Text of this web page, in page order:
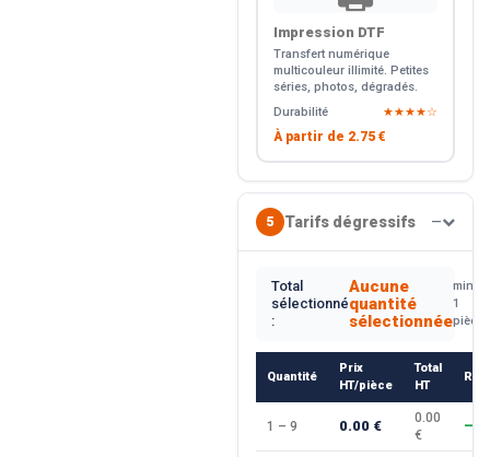
Impression DTF
Transfert numérique
multicouleur illimité. Petites
séries, photos, dégradés.
Durabilité
★★★★☆
À partir de 2.75 €
5 Tarifs dégressifs —
Total
sélectionné
:
Aucune
quantité
sélectionnée
min.
1
pièce
Quantité
Prix
HT/pièce
Total
HT
1 – 9 0.00 €
0.00
€
—